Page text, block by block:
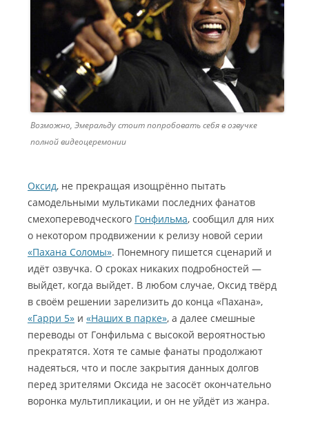
Возможно, Эмеральду стоит попробовать себя в озвучке
полной видеоцеремонии
Оксид, не прекращая изощрённо пытать
самодельными мультиками последних фанатов
смехопереводческого Гонфильма, сообщил для них
о некотором продвижении к релизу новой серии
«Пахана Соломы». Понемногу пишется сценарий и
идёт озвучка. О сроках никаких подробностей —
выйдет, когда выйдет. В любом случае, Оксид твёрд
в своём решении зарелизить до конца «Пахана»,
«Гарри 5» и «Наших в парке», а далее смешные
переводы от Гонфильма с высокой вероятностью
прекратятся. Хотя те самые фанаты продолжают
надеяться, что и после закрытия данных долгов
перед зрителями Оксида не засосёт окончательно
воронка мультипликации, и он не уйдёт из жанра.